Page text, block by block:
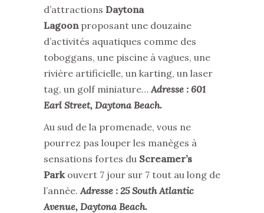
d’attractions Daytona
Lagoonproposant une douzaine
d’activités aquatiques comme des
toboggans, une piscine à vagues, une
rivière artificielle, un karting, un laser
tag, un golf miniature… Adresse : 601
Earl Street, Daytona Beach.
Au sud de la promenade, vous ne
pourrez pas louper les manèges à
sensations fortes du Screamer’s
Park ouvert 7 jour sur 7 tout au long de
l’année. Adresse : 25 South Atlantic
Avenue, Daytona Beach.